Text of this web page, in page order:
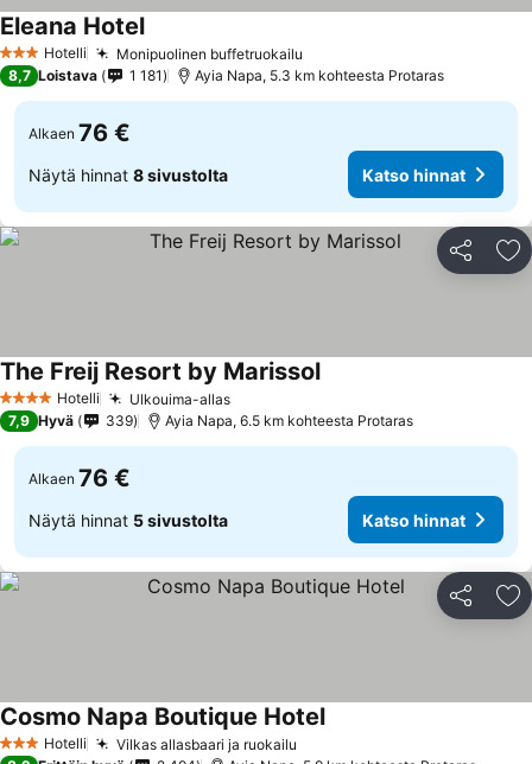
3 Tähtiluokitus
Hotelli Monipuolinen buffetruokailu
Eleana HotelKatso hinnat
8,7 Loistava 1 181 Ayia Napa, 5.3 km kohteesta Protaras
Alkaen 76 €
Näytä hinnat 8 sivustolta Katso hinnat
Jaa
4 Tähtiluokitus
Hotelli Ulkouima-allasKatso hinnat
The Freij Resort by MarissolKatso hinnat
7,9 Hyvä 339 Ayia Napa, 6.5 km kohteesta Protaras
Alkaen 76 €
Näytä hinnat 5 sivustolta Katso hinnat
Jaa
3 Tähtiluokitus
Hotelli Vilkas allasbaari ja ruokailu
Cosmo Napa Boutique HotelKatso hinnat